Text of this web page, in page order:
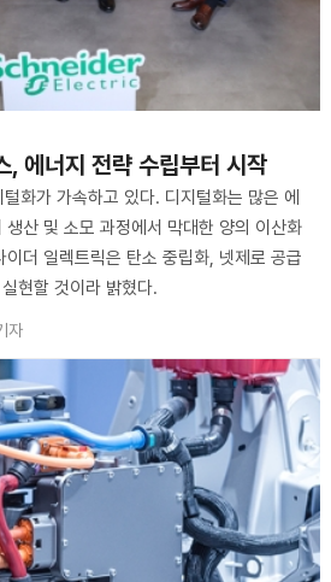
, 에너지 전략 수립부터 시작
화가 가속하고 있다. 디지털화는 많은 에
생산 및 소모 과정에서 막대한 양의 이산화
더 일렉트릭은 탄소 중립화, 넷제로 공급
현할 것이라 밝혔다.
자